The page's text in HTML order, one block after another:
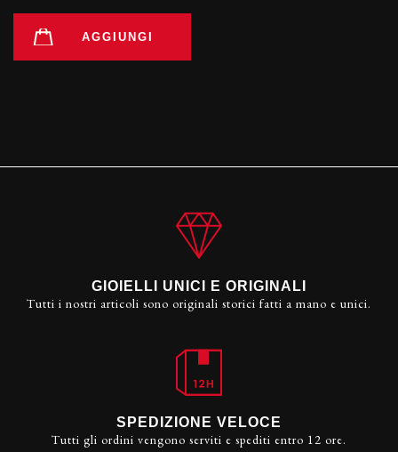
AGGIUNGI
GIOIELLI UNICI E ORIGINALI
Tutti i nostri articoli sono originali storici fatti a mano e unici.
SPEDIZIONE VELOCE
Tutti gli ordini vengono serviti e spediti entro 12 ore.